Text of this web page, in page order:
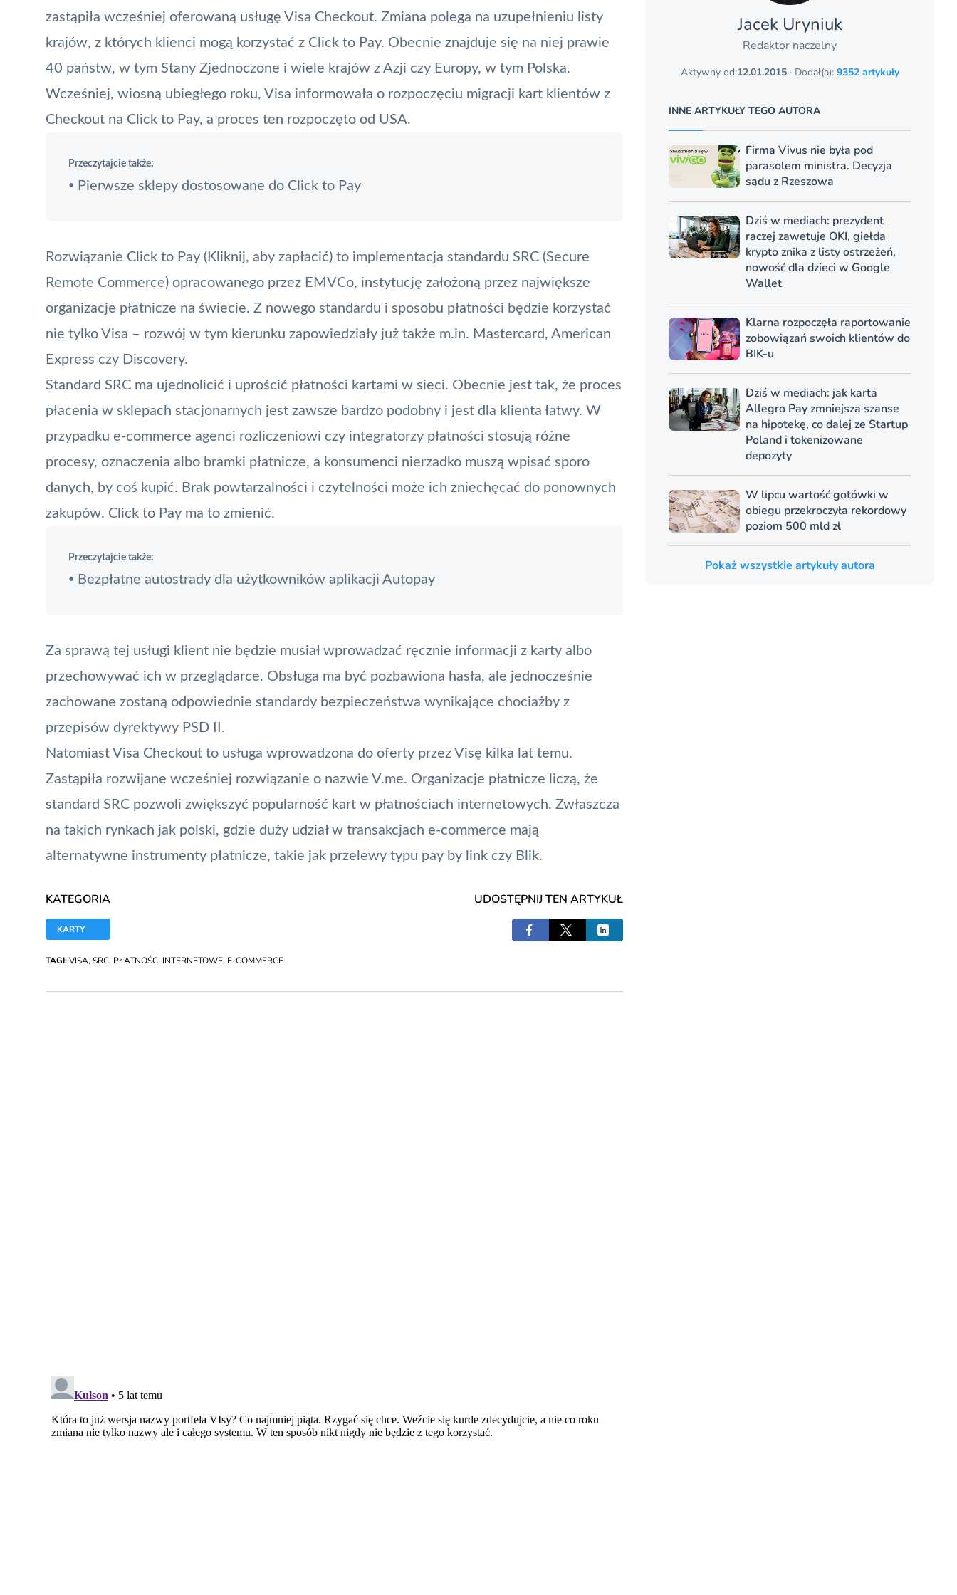
zastąpiła wcześniej oferowaną usługę Visa Checkout. Zmiana polega na uzupełnieniu listy
krajów, z których klienci mogą korzystać z Click to Pay. Obecnie znajduje się na niej prawie
40 państw, w tym Stany Zjednoczone i wiele krajów z Azji czy Europy, w tym Polska.
Wcześniej, wiosną ubiegłego roku, Visa informowała o rozpoczęciu migracji kart klientów z
Checkout na Click to Pay, a proces ten rozpoczęto od USA.
Przeczytajcie także:
• Pierwsze sklepy dostosowane do Click to Pay
Rozwiązanie Click to Pay (Kliknij, aby zapłacić) to implementacja standardu SRC (Secure
Remote Commerce) opracowanego przez EMVCo, instytucję założoną przez największe
organizacje płatnicze na świecie. Z nowego standardu i sposobu płatności będzie korzystać
nie tylko Visa – rozwój w tym kierunku zapowiedziały już także m.in. Mastercard , American
Express czy Discovery.
Standard SRC ma ujednolicić i uprościć płatności kartami w sieci. Obecnie jest tak, że proces
płacenia w sklepach stacjonarnych jest zawsze bardzo podobny i jest dla klienta łatwy. W
przypadku e-commerce agenci rozliczeniowi czy integratorzy płatności stosują różne
procesy, oznaczenia albo bramki płatnicze, a konsumenci nierzadko muszą wpisać sporo
danych, by coś kupić. Brak powtarzalności i czytelności może ich zniechęcać do ponownych
zakupów. Click to Pay ma to zmienić.
Przeczytajcie także:
• Bezpłatne autostrady dla użytkowników aplikacji Autopay
Za sprawą tej usługi klient nie będzie musiał wprowadzać ręcznie informacji z karty albo
przechowywać ich w przeglądarce. Obsługa ma być pozbawiona hasła, ale jednocześnie
zachowane zostaną odpowiednie standardy bezpieczeństwa wynikające chociażby z
przepisów dyrektywy PSD II .
Natomiast Visa Checkout to usługa wprowadzona do oferty przez Visę kilka lat temu.
Zastąpiła rozwijane wcześniej rozwiązanie o nazwie V.me. Organizacje płatnicze liczą, że
standard SRC pozwoli zwiększyć popularność kart w płatnościach internetowych. Zwłaszcza
na takich rynkach jak polski, gdzie duży udział w transakcjach e-commerce mają
alternatywne instrumenty płatnicze, takie jak przelewy typu pay by link czy Blik.
KATEGORIA
KARTY
UDOSTĘPNIJ TEN ARTYKUŁ
TAGI:VISA, SRC, PŁATNOŚCI INTERNETOWE, E-COMMERCE
Jacek Uryniuk
Redaktor naczelny
Aktywny od:12.01.2015· Dodał(a): 9352 artykuły
INNE ARTYKUŁY TEGO AUTORA
Firma Vivus nie była pod
parasolem ministra. Decyzja
sądu z Rzeszowa
Dziś w mediach: prezydent
raczej zawetuje OKI, giełda
krypto znika z listy ostrzeżeń,
nowość dla dzieci w Google
Wallet
Klarna rozpoczęła raportowanie
zobowiązań swoich klientów do
BIK-u
Dziś w mediach: jak karta
Allegro Pay zmniejsza szanse
na hipotekę, co dalej ze Startup
Poland i tokenizowane
depozyty
W lipcu wartość gotówki w
obiegu przekroczyła rekordowy
poziom 500 mld zł
Pokaż wszystkie artykuły autora